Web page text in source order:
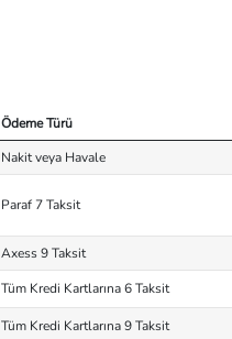
Ödeme Türü
Nakit veya Havale
Paraf 7 Taksit
Axess 9 Taksit
Tüm Kredi Kartlarına 6 Taksit
Tüm Kredi Kartlarına 9 Taksit